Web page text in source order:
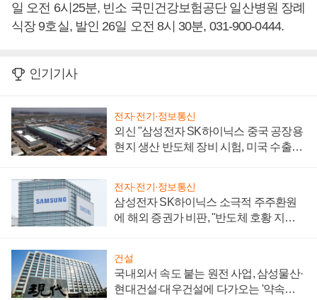
일 오전 6시25분, 빈소 국민건강보험공단 일산병원 장례
식장 9호실, 발인 26일 오전 8시 30분, 031-900-0444.
인기기사
전자·전기·정보통신
외신 "삼성전자 SK하이닉스 중국 공장용
현지 생산 반도체 장비 시험, 미국 수출통
전자·전기·정보통신
삼성전자 SK하이닉스 소극적 주주환원
에 해외 증권가 비판, "반도체 호황 지속
건설
국내외서 속도 붙는 원전 사업, 삼성물산·
현대건설·대우건설에 다가오는 '약속의